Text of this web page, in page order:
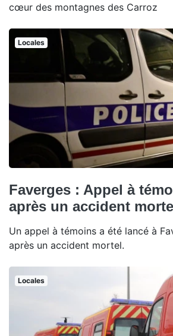
cœur des montagnes des Carroz
Locales
Faverges : Appel à
après un accident
Un appel à témoins a été lancé à
après un accident mortel.
Locales